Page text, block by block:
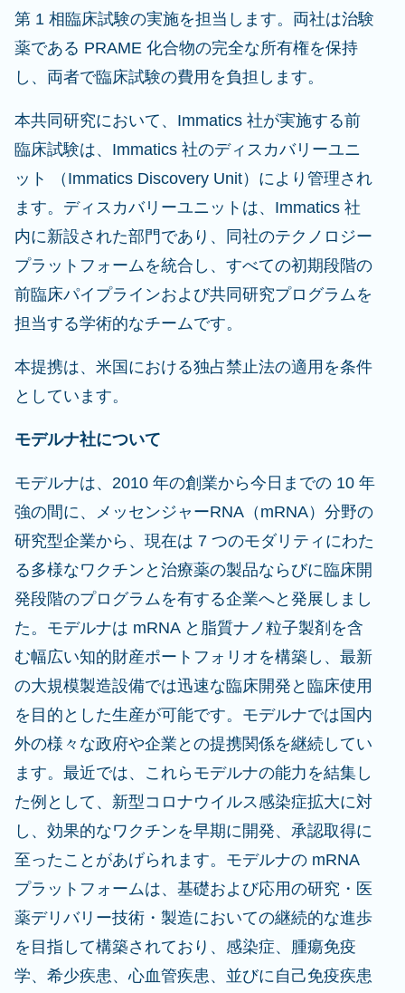
第 1 相臨床試験の実施を担当します。両社は治験
薬である PRAME 化合物の完全な所有権を保持
し、両者で臨床試験の費用を負担します。
本共同研究において、Immatics 社が実施する前
臨床試験は、Immatics 社のディスカバリーユニ
ット （Immatics Discovery Unit）により管理され
ます。ディスカバリーユニットは、Immatics 社
内に新設された部門であり、同社のテクノロジー
プラットフォームを統合し、すべての初期段階の
前臨床パイプラインおよび共同研究プログラムを
担当する学術的なチームです。
本提携は、米国における独占禁止法の適用を条件
としています。
モデルナ社について
モデルナは、2010 年の創業から今日までの 10 年
強の間に、メッセンジャーRNA（mRNA）分野の
研究型企業から、現在は 7 つのモダリティにわた
る多様なワクチンと治療薬の製品ならびに臨床開
発段階のプログラムを有する企業へと発展しまし
た。モデルナは mRNA と脂質ナノ粒子製剤を含
む幅広い知的財産ポートフォリオを構築し、最新
の大規模製造設備では迅速な臨床開発と臨床使用
を目的とした生産が可能です。モデルナでは国内
外の様々な政府や企業との提携関係を継続してい
ます。最近では、これらモデルナの能力を結集し
た例として、新型コロナウイルス感染症拡大に対
し、効果的なワクチンを早期に開発、承認取得に
至ったことがあげられます。モデルナの mRNA
プラットフォームは、基礎および応用の研究・医
薬デリバリー技術・製造においての継続的な進歩
を目指して構築されており、感染症、腫瘍免疫
学、希少疾患、心血管疾患、並びに自己免疫疾患